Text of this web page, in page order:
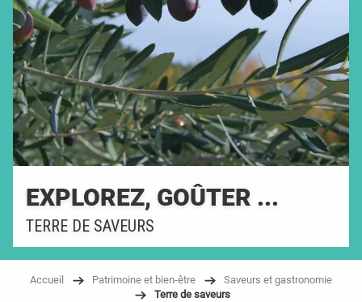
EXPLOREZ, GOÛTER ...
TERRE DE SAVEURS
Accueil Patrimoine et bien-être
Saveurs et gastronomie
Terre de saveurs